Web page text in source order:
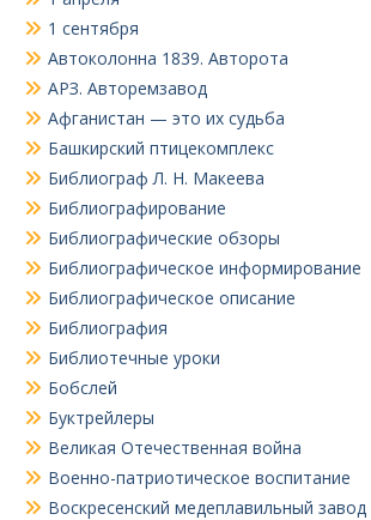
1 сентября
Автоколонна 1839. Авторота
АРЗ. Авторемзавод
Афганистан — это их судьба
Башкирский птицекомплекс
Библиограф Л. Н. Макеева
Библиографирование
Библиографические обзоры
Библиографическое информирование
Библиографическое описание
Библиография
Библиотечные уроки
Бобслей
Буктрейлеры
Великая Отечественная война
Военно-патриотическое воспитание
Воскресенский медеплавильный завод